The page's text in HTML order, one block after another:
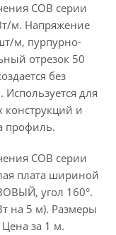
COB серии
м. Напряжение
м, пурпурно-
отрезок 50
без
для
конструкций и
профиль.
COB серии
плата шириной
угол 160°.
на 5 м). Размеры
за 1 м.